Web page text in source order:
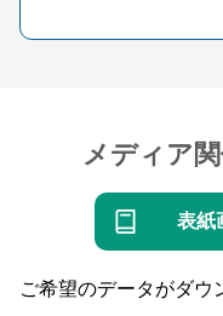
メディア
表紙
ご希望のデータがダウ